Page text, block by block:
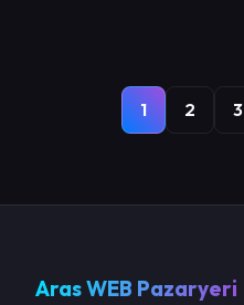
1 2 3
Aras WEB Pazaryeri